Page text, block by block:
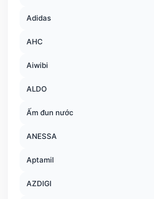
Adidas
AHC
Aiwibi
ALDO
Ấm đun nước
ANESSA
Aptamil
AZDIGI